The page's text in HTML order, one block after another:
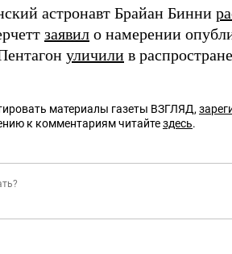
астронавт Брайан Бинни
заявил о намерении
уличили в
материалы газеты ВЗГЛЯД,
к комментариям читайтездесь.